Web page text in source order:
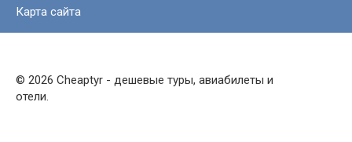
Карта сайта
© 2026 Cheaptyr - дешевые туры, авиабилеты и
отели.